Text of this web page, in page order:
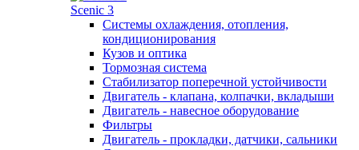
Scenic 3
Системы охлаждения, отопления,
кондиционирования
Кузов и оптика
Тормозная система
Стабилизатор поперечной устойчивости
Двигатель - клапана, колпачки, вкладыши
Двигатель - навесное оборудование
Фильтры
Двигатель - прокладки, датчики, сальники